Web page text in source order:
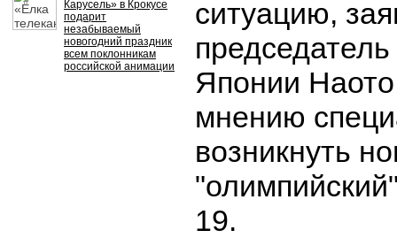
Карусель» в Крокусе
подарит
незабываемый
новогодний праздник
всем поклонникам
российской анимации
ситуацию,
Японии
мнению
возникнуть
19.